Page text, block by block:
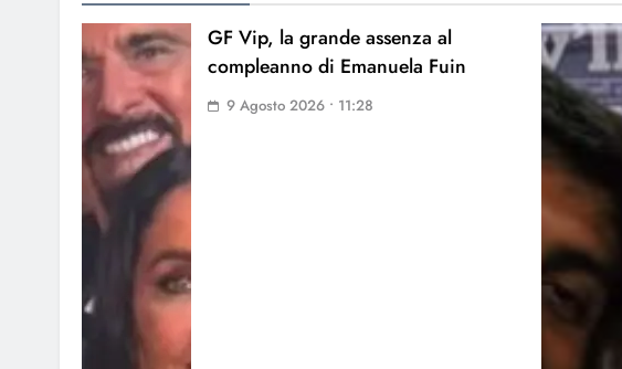
GF Vip, la grande assenza al
compleanno di Emanuela Fuin
9 Agosto 2026 • 11:28